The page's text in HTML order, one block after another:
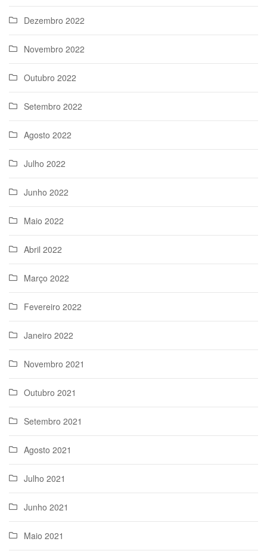
Dezembro 2022
Novembro 2022
Outubro 2022
Setembro 2022
Agosto 2022
Julho 2022
Junho 2022
Maio 2022
Abril 2022
Março 2022
Fevereiro 2022
Janeiro 2022
Novembro 2021
Outubro 2021
Setembro 2021
Agosto 2021
Julho 2021
Junho 2021
Maio 2021